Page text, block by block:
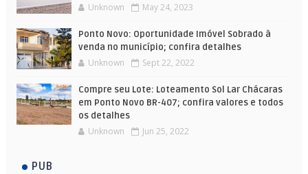
Unknown May 24, 2023
Ponto Novo: Oportunidade Imóvel Sobrado à
venda no município; confira detalhes
Unknown Sept 22, 2022
Compre seu Lote: Loteamento Sol Lar Chácaras
em Ponto Novo BR-407; confira valores e todos
os detalhes
Unknown Jun 25, 2022
PUB